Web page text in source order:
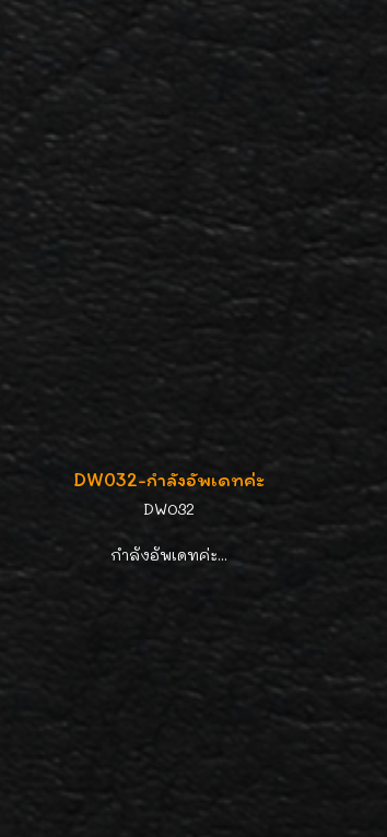
DW032-กำลังอัพเดทค่ะ
DW032
กำลังอัพเดทค่ะ...